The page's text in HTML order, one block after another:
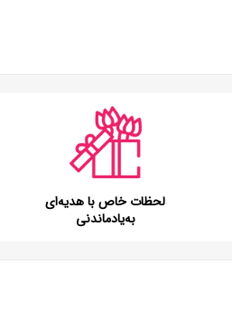
لحظات خاص با هدیه‌ای
به‌یادماندنی